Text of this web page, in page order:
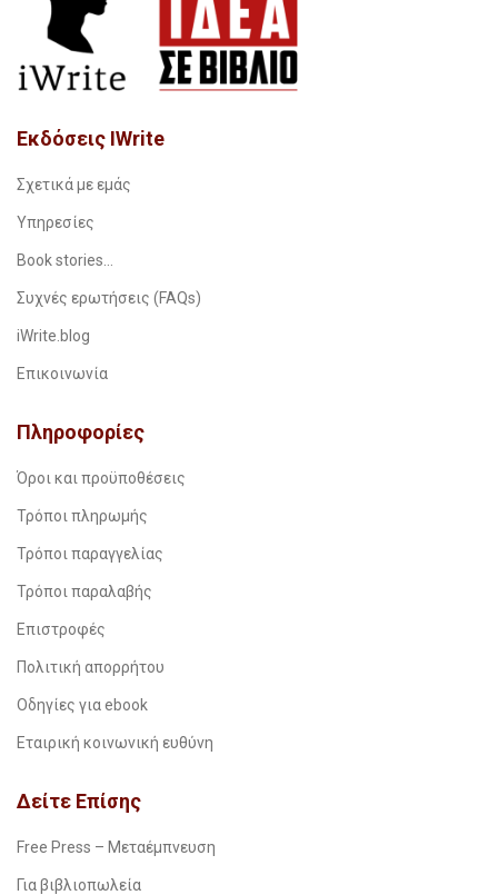
Εκδόσεις IWrite
Σχετικά με εμάς
Υπηρεσίες
Book stories…
Συχνές ερωτήσεις (FAQs)
iWrite.blog
Επικοινωνία
Πληροφορίες
Όροι και προϋποθέσεις
Τρόποι πληρωμής
Τρόποι παραγγελίας
Τρόποι παραλαβής
Επιστροφές
Πολιτική απορρήτου
Οδηγίες για ebook
Εταιρική κοινωνική ευθύνη
Δείτε Επίσης
Free Press – Μεταέμπνευση
Για βιβλιοπωλεία